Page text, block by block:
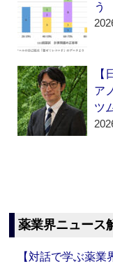
う
ア
ツ
薬業界ニュース
【対話で学ぶ薬